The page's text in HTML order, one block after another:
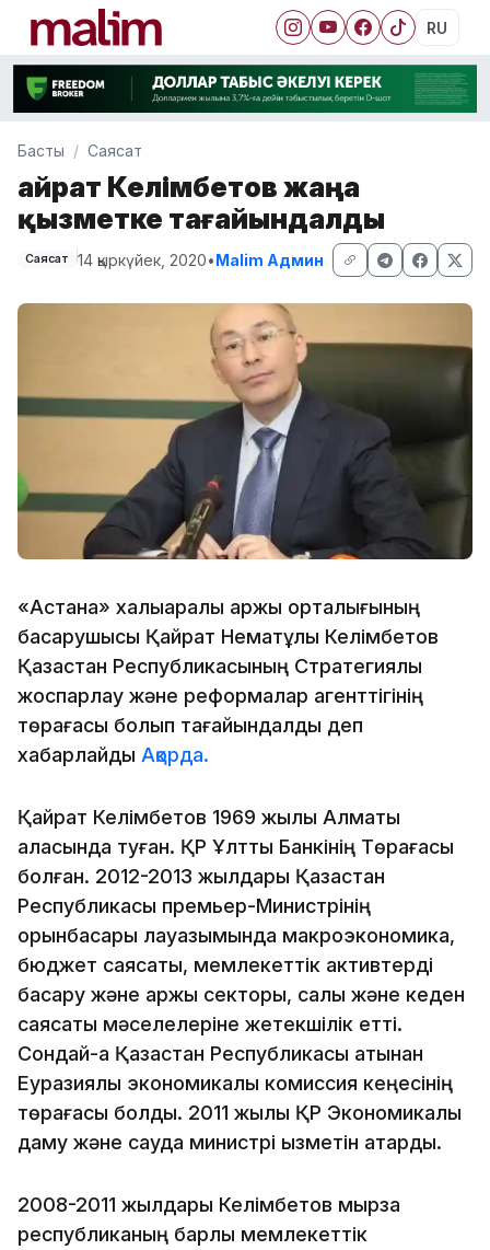
RU
Басты Саясат
Қайрат Келімбетов жаңа
қызметке тағайындалды
Саясат 14 қыркүйек, 2020•Malim Админ
«Астана» халықаралық қаржы орталығының
басқарушысы Қайрат Нематұлы Келімбетов
Қазақстан Республикасының Стратегиялық
жоспарлау және реформалар агенттігінің
төрағасы болып тағайындалды деп
хабарлайды Ақорда.
Қайрат Келімбетов 1969 жылы Алматы
қаласында туған. ҚР Ұлттық Банкінің Төрағасы
болған. 2012-2013 жылдары Қазақстан
Республикасы премьер-Министрінің
орынбасары лауазымында макроэкономика,
бюджет саясаты, мемлекеттік активтерді
басқару және қаржы секторы, салық және кеден
саясаты мәселелеріне жетекшілік етті.
Сондай-ақ Қазақстан Республикасы атынан
Еуразиялық экономикалық комиссия кеңесінің
төрағасы болды. 2011 жылы ҚР Экономикалық
даму және сауда министрі қызметін атқарды.
2008-2011 жылдары Келімбетов мырза
республиканың барлық мемлекеттік